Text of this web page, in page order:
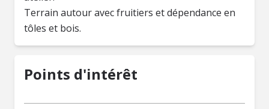
Terrain autour avec fruitiers et dépendance en
tôles et bois.
Points d'intérêt